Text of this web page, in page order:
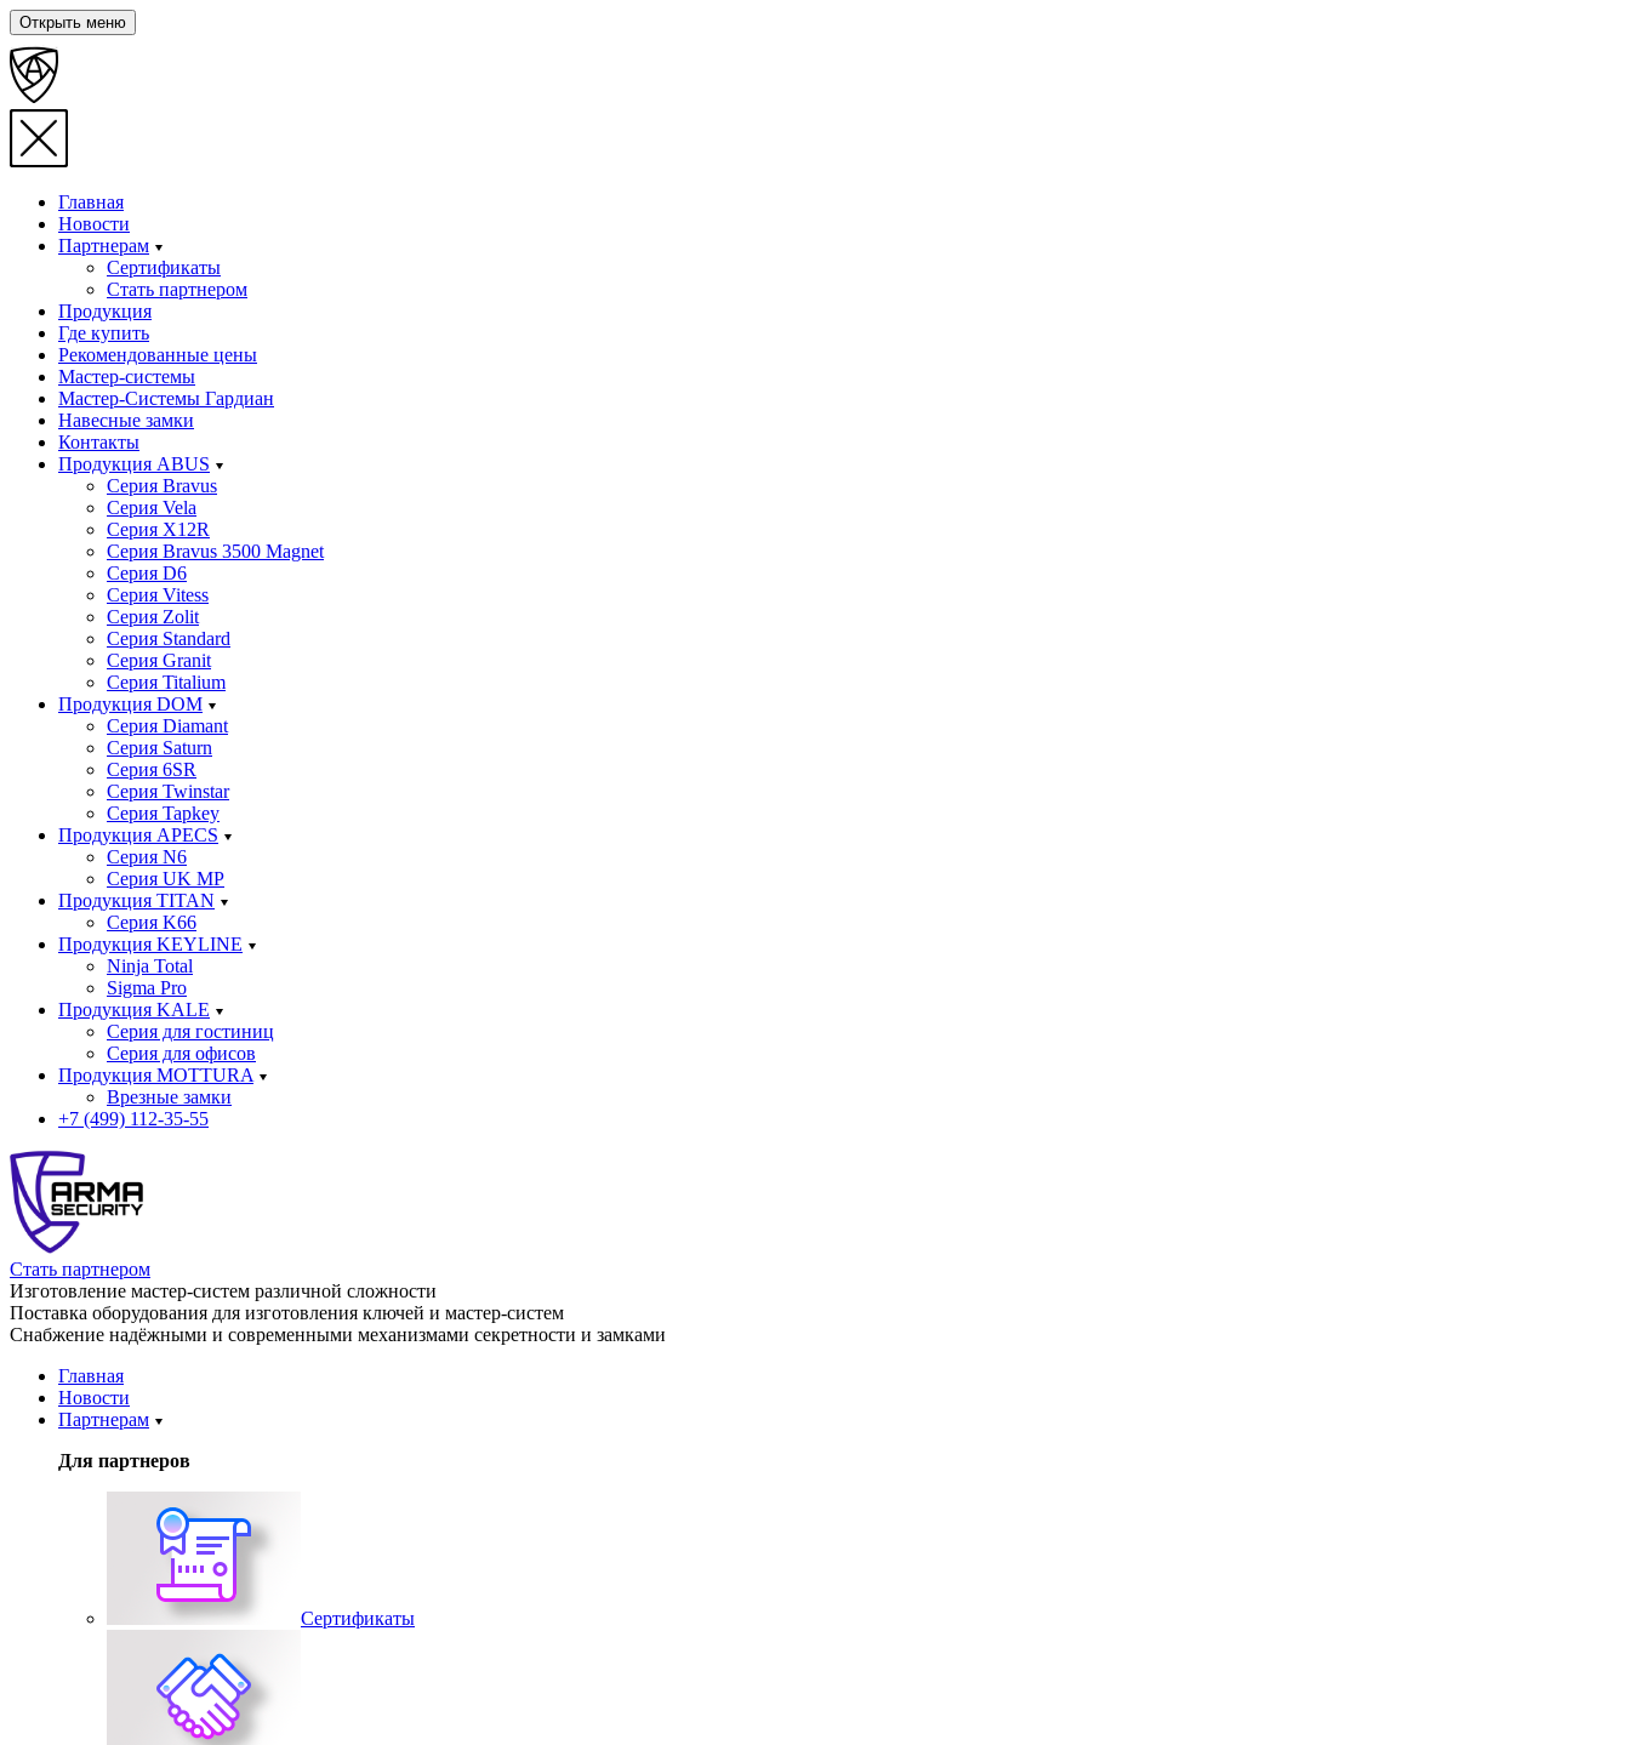
Открыть меню
Главная
Новости
Партнерам
Сертификаты
Стать партнером
Продукция
Где купить
Рекомендованные цены
Мастер-системы
Мастер-Системы Гардиан
Навесные замки
Контакты
Продукция ABUS
Серия Bravus
Серия Vela
Серия X12R
Серия Bravus 3500 Magnet
Серия D6
Серия Vitess
Серия Zolit
Серия Standard
Серия Granit
Серия Titalium
Продукция DOM
Серия Diamant
Серия Saturn
Серия 6SR
Серия Twinstar
Серия Tapkey
Продукция APECS
Серия N6
Серия UK MP
Продукция TITAN
Серия K66
Продукция KEYLINE
Ninja Total
Sigma Pro
Продукция KALE
Серия для гостиниц
Серия для офисов
Продукция MOTTURA
Врезные замки
+7 (499) 112-35-55
Стать партнером
Изготовление мастер-систем различной сложности
Поставка оборудования для изготовления ключей и мастер-систем
Снабжение надёжными и современными механизмами секретности и замками
Главная
Новости
Партнерам
Для партнеров
Сертификаты